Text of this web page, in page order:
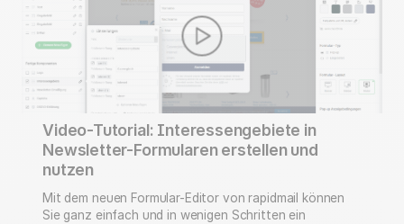
Video-Tutorial: Interessengebiete in
Newsletter-Formularen erstellen und
nutzen
Mit dem neuen Formular-Editor von rapidmail können
Sie ganz einfach und in wenigen Schritten ein